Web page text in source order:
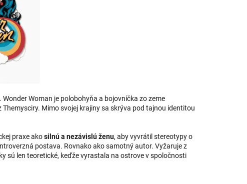
Woman je polobohyňa a bojovníčka zo zeme
Mimo svojej krajiny sa skrýva pod tajnou identitou
praxe akosilnú a nezávislú ženu, aby vyvrátil stereotypy o
postava. Rovnako ako samotný autor. Vyžaruje z
sú len teoretické, keďže vyrastala na ostrove v spoločnosti